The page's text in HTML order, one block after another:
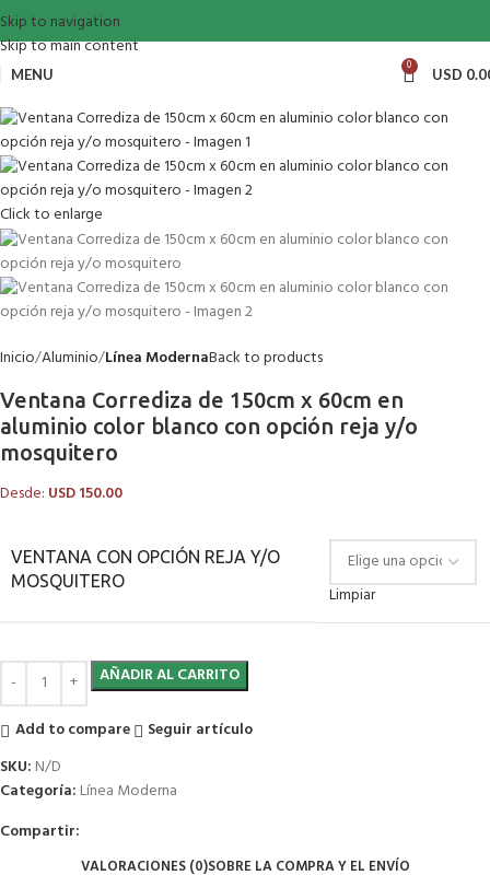
Skip to navigation
Skip to main content
MENU 0 USD
Click to enlarge
Inicio Aluminio Línea ModernaBack to products
Ventana Corrediza de 150cm x 60cm en
aluminio color blanco con opción reja y/o
mosquitero
Desde: USD150.00
VENTANA CON OPCIÓN REJA Y/O
MOSQUITERO
Limpiar
AÑADIR AL CARRITO
Add to compare
Seguir artículo
SKU: N/D
Categoría: Línea Moderna
Compartir:
VALORACIONES (0)SOBRE LA COMPRA Y EL ENVÍO